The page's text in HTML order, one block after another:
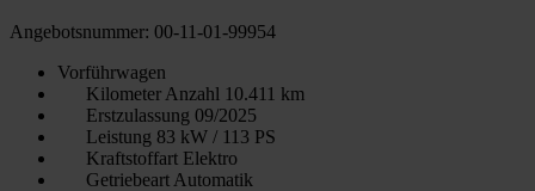
Angebotsnummer: 00-11-01-99954
Vorführwagen
Kilometer Anzahl 10.411 km
Erstzulassung 09/2025
Leistung 83 kW / 113 PS
Kraftstoffart Elektro
Getriebeart Automatik